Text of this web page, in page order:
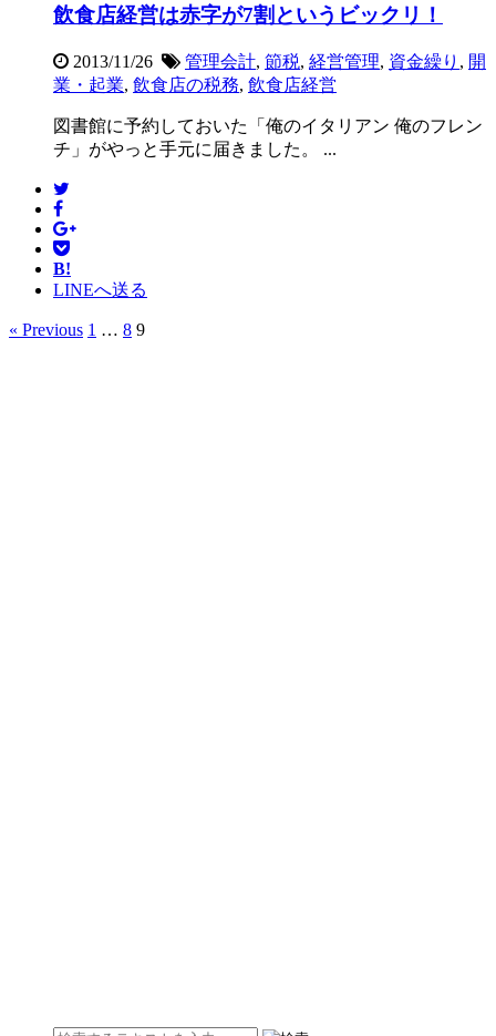
飲食店経営は赤字が7割というビックリ！
2013/11/26 管理会計, 節税, 経営管理, 資金繰り , 開
業・起業, 飲食店の税務, 飲食店経営
図書館に予約しておいた「俺のイタリアン 俺のフレン
チ」がやっと手元に届きました。 ...
B!
LINEへ送る
« Previous 1 … 8 9